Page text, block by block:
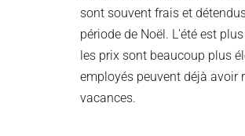
sont souvent frais et
période de Noël. L'été est
les prix sont beaucoup plus
employés peuvent déjà avoir
vacances.